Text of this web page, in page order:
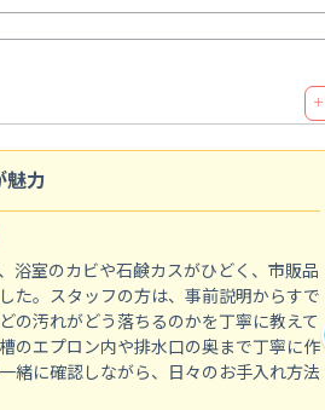
＋
魅力
浴室のカビや石鹸カスがひどく、市販品
た。スタッフの方は、事前説明からすで
の汚れがどう落ちるのかを丁寧に教えて
のエプロン内や排水口の奥まで丁寧に作
緒に確認しながら、日々のお手入れ方法